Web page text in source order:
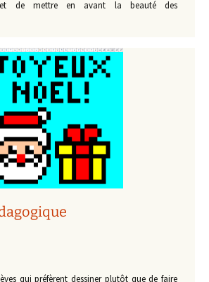
et de mettre en avant la beauté des
qui préfèrent dessiner plutôt que de faire